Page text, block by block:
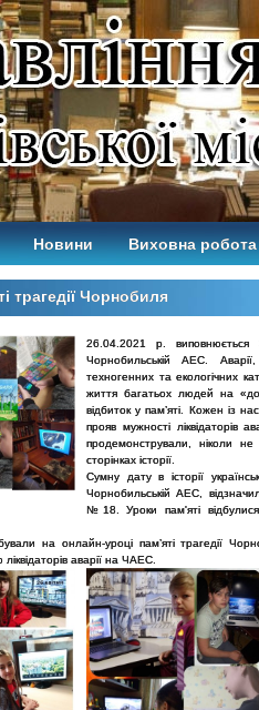
Новини Виховна робота
трагедії Чорнобиля
26.04.2021 р. виповнюється
Чорнобильській АЕС.
техногенних та екологічних
життя багатьох людей на
відбиток у пам’яті. Кожен із
прояв мужності ліквідаторів
продемонстрували, ніколи
сторінках історії.
Сумну дату в історії
Чорнобильській АЕС,
№18. Уроки пам'яті відбулися
на онлайн-уроці пам’яті трагедії
аварії на ЧАЕС.